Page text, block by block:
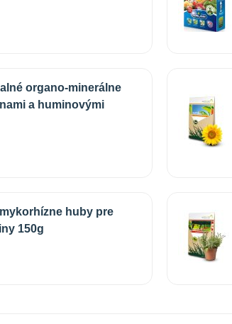
organo-minerálne
a huminovými
huby pre
150g